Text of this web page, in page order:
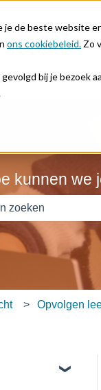
de beste website
ons cookiebeleid. Zo
bij je bezoek
kunnen we
want het
Opvolgen